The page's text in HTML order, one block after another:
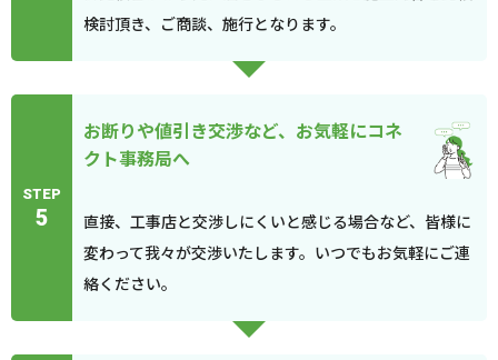
検討頂き、ご商談、施行となります。
STEP
5
お断りや値引き交渉など、お気軽にコネ
クト事務局へ
直接、工事店と交渉しにくいと感じる場合など、皆様に
変わって我々が交渉いたします。いつでもお気軽にご連
絡ください。